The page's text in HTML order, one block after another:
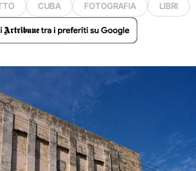
CUBA FOTOGRAFIA LIBRI